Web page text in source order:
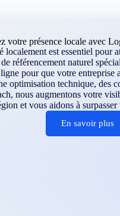
votre présence locale avec
localement est essentiel pour
référencement naturel
pour que votre entreprise
optimisation technique, des
nous augmentons votre
et vous aidons à
En savoir plus